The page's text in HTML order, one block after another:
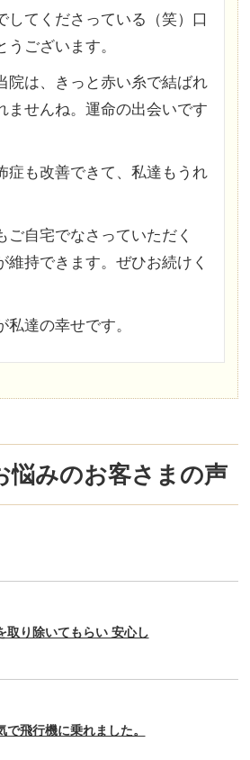
してくださっている（笑）口
うございます。
院は、きっと赤い糸で結ばれ
ませんね。運命の出会いです
症も改善できて、私達もうれ
ご自宅でなさっていただく
維持できます。ぜひお続けく
私達の幸せです。
悩みのお客さまの声
取り除いてもらい 安心し
飛行機に乗れました。